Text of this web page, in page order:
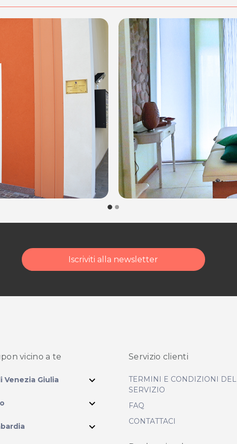
19.00
di acquisto scrivi
Iscriviti alla newsletter
vicino a te
Venezia Giulia expand_more
expand_more
expand_more
Servizio clienti
TERMINI E CONDIZIONI DEL
SERVIZIO
FAQ
CONTATTACI